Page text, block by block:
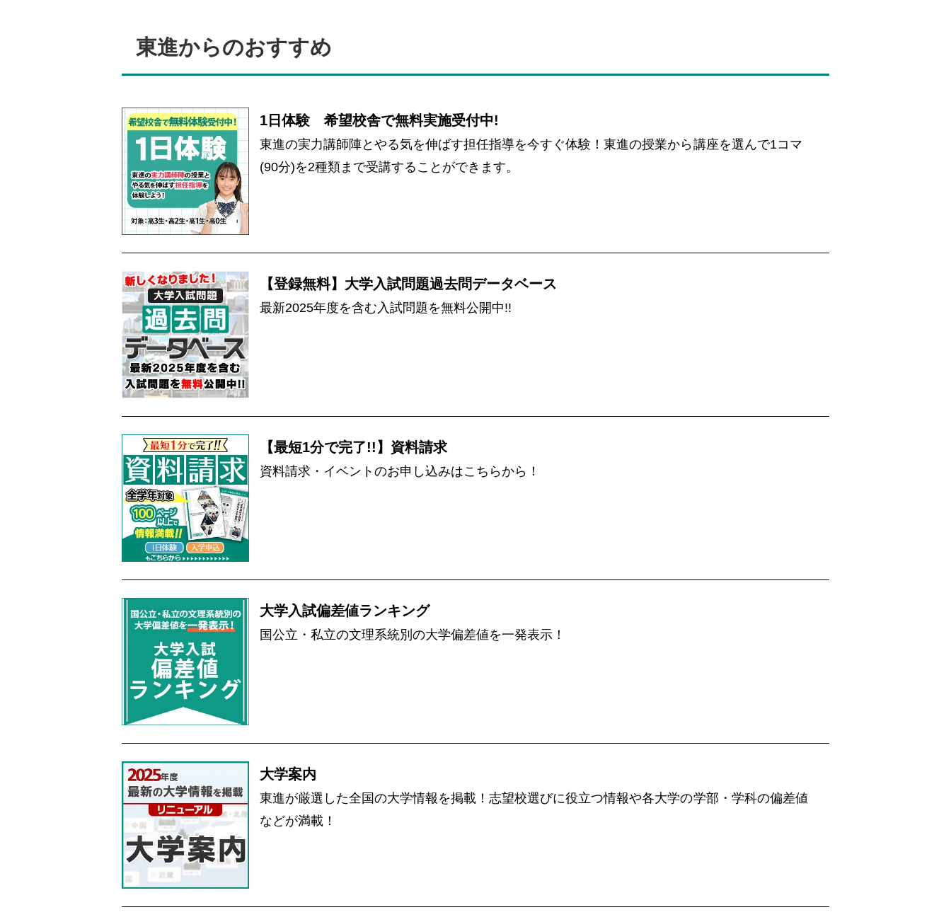
東進からのおすすめ
1日体験 希望校舎で無料実施受付中!
東進の実力講師陣とやる気を伸ばす担任指導を今すぐ体験！東進の授業から講座を選んで1コマ
(90分)を2種類まで受講することができます。
【登録無料】大学入試問題過去問データベース
最新2025年度を含む入試問題を無料公開中!!
【最短1分で完了!!】資料請求
資料請求・イベントのお申し込みはこちらから！
大学入試偏差値ランキング
国公立・私立の文理系統別の大学偏差値を一発表示！
大学案内
東進が厳選した全国の大学情報を掲載！志望校選びに役立つ情報や各大学の学部・学科の偏差値
などが満載！